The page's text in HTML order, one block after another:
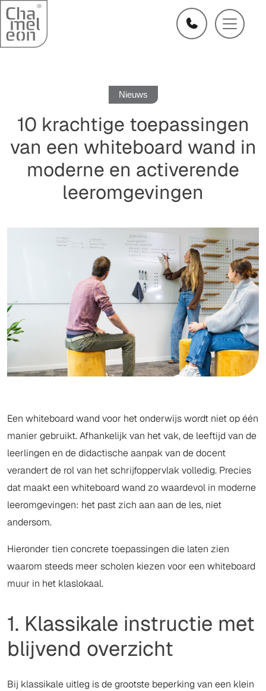
Nieuws
10 krachtige toepassingen
van een whiteboard wand in
moderne en activerende
leeromgevingen
Een whiteboard wand voor het onderwijs wordt niet op één
manier gebruikt. Afhankelijk van het vak, de leeftijd van de
leerlingen en de didactische aanpak van de docent
verandert de rol van het schrijfoppervlak volledig. Precies
dat maakt een whiteboard wand zo waardevol in moderne
leeromgevingen: het past zich aan aan de les, niet
andersom.
Hieronder tien concrete toepassingen die laten zien
waarom steeds meer scholen kiezen voor een whiteboard
muur in het klaslokaal.
1. Klassikale instructie met
blijvend overzicht
Bij klassikale uitleg is de grootste beperking van een klein